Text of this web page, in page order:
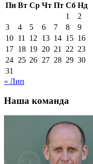
Пн Вт Ср Чт Пт Сб Нд
1
2
3
4 5 6 7 8
9
10 11 12 13 14 15 16
17 18 19 20 21 22 23
24 25 26 27 28 29 30
31
« Лип
Наша команда